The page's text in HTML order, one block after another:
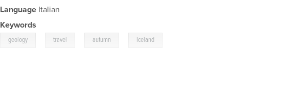
Language Italian
Keywords
geology travel autumn Iceland